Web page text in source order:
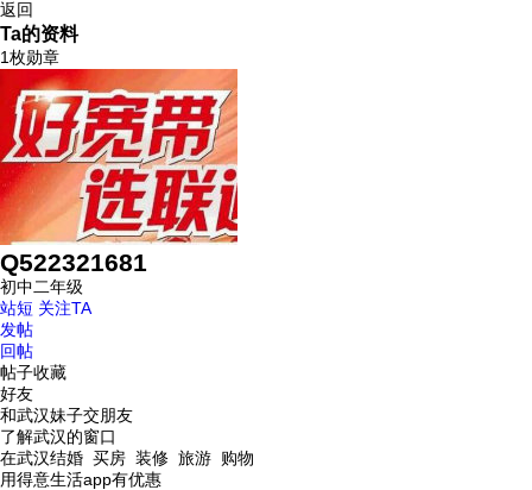
返回
Ta的资料
1枚勋章
Q522321681
初中二年级
站短 关注TA
发帖
回帖
帖子收藏
好友
和武汉妹子交朋友
了解武汉的窗口
在武汉结婚 买房 装修 旅游 购物
用得意生活app有优惠